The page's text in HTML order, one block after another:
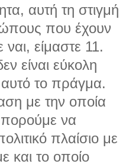
αυτή τη στιγμή
που έχουν
είμαστε 11.
είναι εύκολη
το πράγμα.
με την οποία
να
πλαίσιο με
και το οποίο